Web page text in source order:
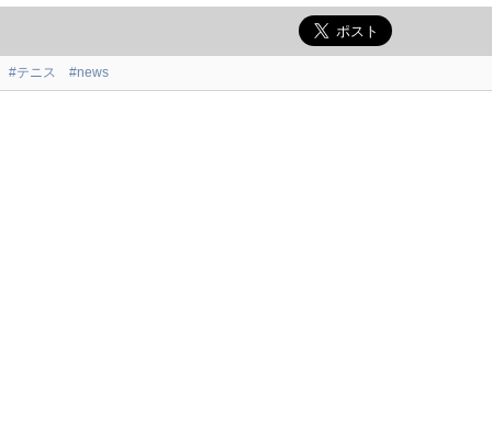
#テニス #news